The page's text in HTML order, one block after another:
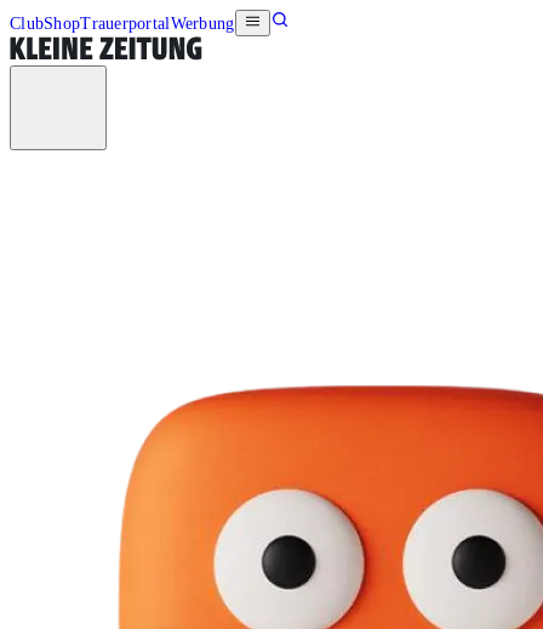
ClubShopTrauerportalWerbung